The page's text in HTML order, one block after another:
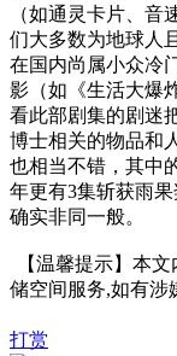
（如通灵卡片、
们大多数为地球人
在国内尚属小众冷
影（如《生活大爆
看此部剧集的剧迷
博士相关的物品和
也相当不错，其中
年更有3集斩获雨
确实非同一般。
【温馨提示】本
储空间服务,如有涉
打赏